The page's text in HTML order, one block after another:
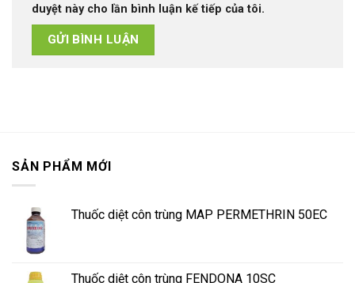
duyệt này cho lần bình luận kế tiếp của tôi.
SẢN PHẨM MỚI
Thuốc diệt côn trùng MAP PERMETHRIN 50EC
Thuốc diệt côn trùng FENDONA 10SC